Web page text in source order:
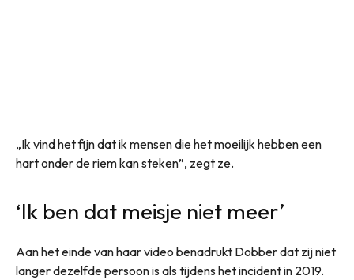
„Ik vind het fijn dat ik mensen die het moeilijk hebben een
hart onder de riem kan steken”, zegt ze.
‘Ik ben dat meisje niet meer’
Aan het einde van haar video benadrukt Dobber dat zij niet
langer dezelfde persoon is als tijdens het incident in 2019.